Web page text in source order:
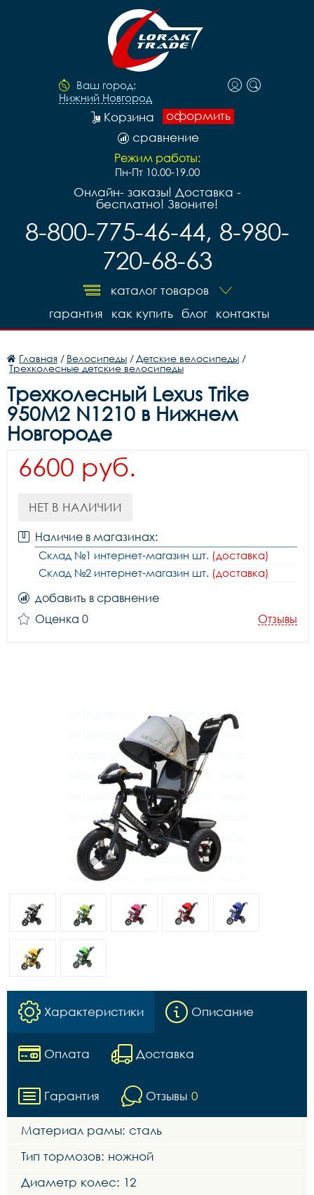
Ваш город:
Нижний Новгород
оформить
Корзина
сравнение
Режим работы:
Пн-Пт 10.00-19.00
Онлайн- заказы! Доставка -
бесплатно! Звоните!
8-800-775-46-44, 8-980-
720-68-63
каталог товаров
контакты
блог
как купить
гарантия
Главная / Велосипеды / Детские велосипеды /
Трехколесные детские велосипеды
Трехколесный Lexus Trike
950M2 N1210 в Нижнем
Новгороде
6600 руб.
НЕТ В НАЛИЧИИ
Наличие в магазинах:
Склад №1 интернет-магазин шт. (доставка)
Склад №2 интернет-магазин шт. (доставка)
добавить в сравнение
Оценка 0
Отзывы
Характеристики Описание
Оплата Доставка
Гарантия Отзывы 0
Материал рамы: сталь
Тип тормозов: ножной
Диаметр колес: 12